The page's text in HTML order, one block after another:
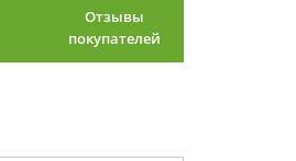
Отзывы
покупателей